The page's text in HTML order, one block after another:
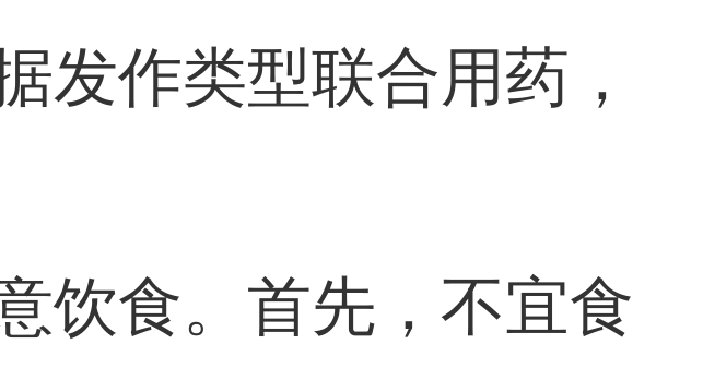
发作类型联合用药，
饮食。首先，不宜食